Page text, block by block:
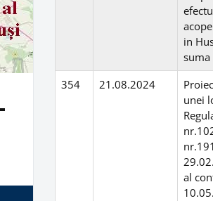
in
suma
354 21.08.2024
unei
al